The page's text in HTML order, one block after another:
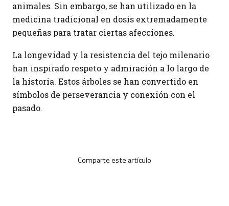
animales. Sin embargo, se han utilizado en la
medicina tradicional en dosis extremadamente
pequeñas para tratar ciertas afecciones.
La longevidad y la resistencia del tejo milenario
han inspirado respeto y admiración a lo largo de
la historia. Estos árboles se han convertido en
símbolos de perseverancia y conexión con el
pasado.
Comparte este artículo